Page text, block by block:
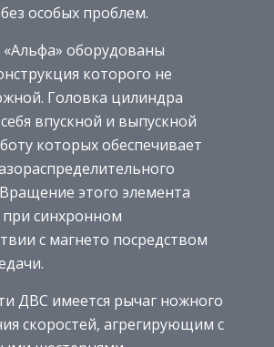
особых проблем.
оборудованы
которого не
Головка цилиндра
впускной и выпускной
которых обеспечивает
этого элемента
синхронном
с магнето посредством
ДВС имеется рычаг ножного
скоростей, агрегирующим с